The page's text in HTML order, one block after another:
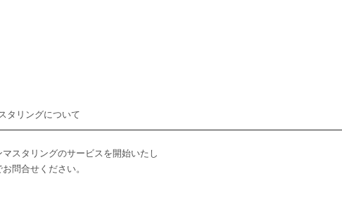
タリングについて
スタリングのサービスを開始いたし
問合せください。